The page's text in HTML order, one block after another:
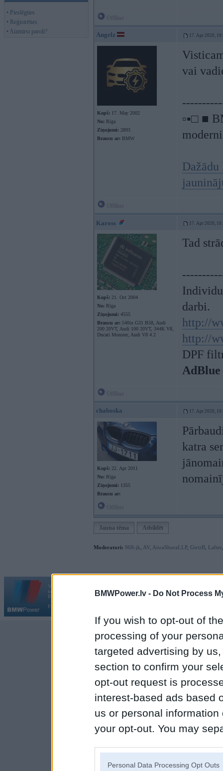
BMWPower.lv - Do Not Process
If you wish to opt-out of
processing of your
targeted advertising by
section to confirm your
opt-out request is
interest-based ads based
us or personal
your opt-out. You may
Personal Data Processing Opt Outs
• Pieslēgties
• Reģistrēties
• Aizmirsi paroli?
Angelz 17. Apr 2020,
Kopš: 17. May 2002
No: Rīga
Ziņojumi: 2893
Braucu ar: BMW
vai
▫▪□ ■
Kaross 17. Apr 2020,
Kopš: 21. Oct 2004
No: Rīga
Ziņojumi: 4555
Braucu ar: 540ix G31 B58, Audi
200 20VT, Audi 100 20VT, 344K V8,
Ducati Monster, Audi V8 4.2
Tad
darbi.
http://
http://
DPF
chaboska 17. Apr 2020,
Kopš: 22. Apr 2011
No: Rīga
Ziņojumi: 1355
Braucu ar:
katra
Jauna tēma Atbildēt
Moderatori: 968-jk AV AiwaShuraLLP, GirtzB Lafter
Vortāls BMWPower.lv darbojas
kopš 2002. gada 14. maija. Tas nav auto klubs un nav saistīts ar
BMW AG.
Par BMWPower
Galvena|